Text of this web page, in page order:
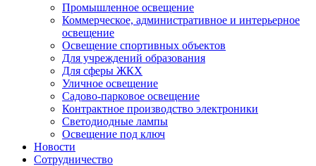
Промышленное освещение
Коммерческое, административное и интерьерное
освещение
Освещение спортивных объектов
Для учреждений образования
Для сферы ЖКХ
Уличное освещение
Садово-парковое освещение
Контрактное производство электроники
Светодиодные лампы
Освещение под ключ
Новости
Сотрудничество